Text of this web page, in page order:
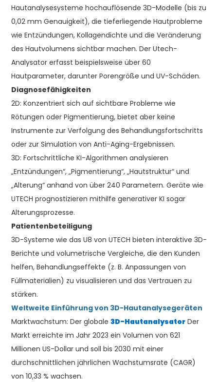
Hautanalysesysteme hochauflösende 3D-Modelle (bis zu
0,02 mm Genauigkeit), die tieferliegende Hautprobleme
wie Entzündungen, Kollagendichte und die Veränderung
des Hautvolumens sichtbar machen. Der Utech-
Analysator erfasst beispielsweise über 60
Hautparameter, darunter Porengröße und UV-Schäden.
Diagnosefähigkeiten
2D: Konzentriert sich auf sichtbare Probleme wie
Rötungen oder Pigmentierung, bietet aber keine
Instrumente zur Verfolgung des Behandlungsfortschritts
oder zur Simulation von Anti-Aging-Ergebnissen.
3D: Fortschrittliche KI-Algorithmen analysieren
„Entzündungen“, „Pigmentierung“, „Hautstruktur“ und
„Alterung“ anhand von über 240 Parametern. Geräte wie
UTECH prognostizieren mithilfe generativer KI sogar
Alterungsprozesse.
Patientenbeteiligung
3D-Systeme wie das U8 von UTECH bieten interaktive 3D-
Berichte und volumetrische Vergleiche, die den Kunden
helfen, Behandlungseffekte (z. B. Anpassungen von
Füllmaterialien) zu visualisieren und das Vertrauen zu
stärken.
Weltweite Einführung von 3D-Hautanalysegeräten
Marktwachstum: Der globale 3D-HautanalysatorDer
Markt erreichte im Jahr 2023 ein Volumen von 621
Millionen US-Dollar und soll bis 2030 mit einer
durchschnittlichen jährlichen Wachstumsrate (CAGR)
von 10,33 % wachsen.